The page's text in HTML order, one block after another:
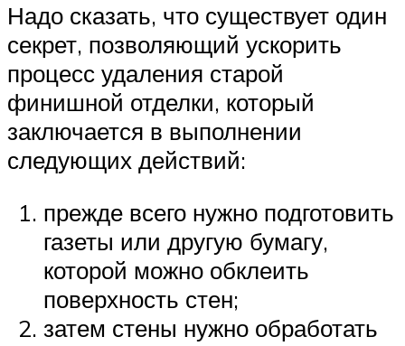
Надо сказать, что существует один
секрет, позволяющий ускорить
процесс удаления старой
финишной отделки, который
заключается в выполнении
следующих действий:
прежде всего нужно подготовить
газеты или другую бумагу,
которой можно обклеить
поверхность стен;
затем стены нужно обработать